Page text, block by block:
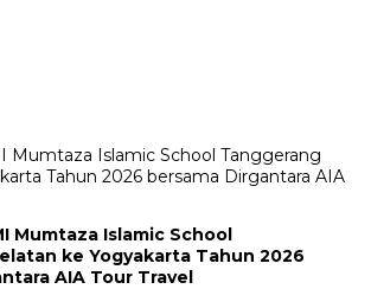
Mumtaza Islamic School
ke Yogyakarta Tahun 2026
AIA Tour Travel